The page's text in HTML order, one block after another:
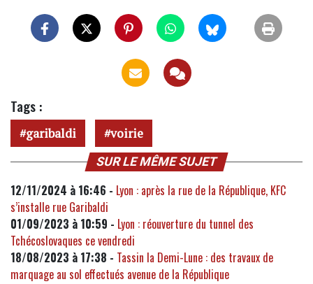
Tags :
garibaldi voirie
SUR LE MÊME SUJET
12/11/2024 à 16:46 - Lyon : après la rue de la République, KFC
s’installe rue Garibaldi
01/09/2023 à 10:59 - Lyon : réouverture du tunnel des
Tchécoslovaques ce vendredi
18/08/2023 à 17:38 - Tassin la Demi-Lune : des travaux de
marquage au sol effectués avenue de la République